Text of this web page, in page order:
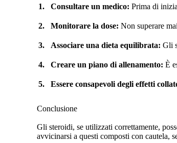
Consultare un medico: Prima di
Monitorare la dose: Non superare
Associare una dieta equilibrata: Gli
Creare un piano di allenamento: È
Essere consapevoli degli effetti
Conclusione
Gli steroidi, se utilizzati correttamente,
avvicinarsi a questi composti con cautela,